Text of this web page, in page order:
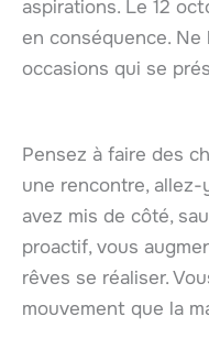
aspirations. Le 12
en conséquence. Ne
occasions qui se
Pensez à faire des
une rencontre, allez-
avez mis de côté,
proactif, vous
rêves se réaliser.
mouvement que la